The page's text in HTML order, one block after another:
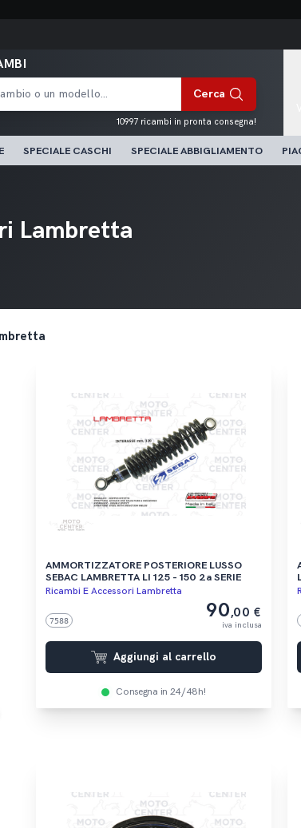
Cerca
10997 ricambi in pronta consegna!
SPECIALE CASCHI SPECIALE ABBIGLIAMENTO
Lambretta
AMMORTIZZATORE POSTERIORE LUSSO
SEBAC LAMBRETTA LI 125 - 150 2a SERIE
Ricambi E Accessori Lambretta
7588 90,00 €
iva inclusa
Aggiungi al carrello
Consegna in 24/48h!